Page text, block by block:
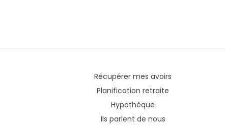
Récupérer mes avoirs
Planification retraite
Hypothèque
Ils parlent de nous